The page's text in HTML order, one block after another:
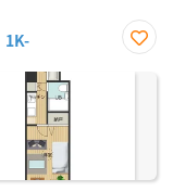
1K-
に入